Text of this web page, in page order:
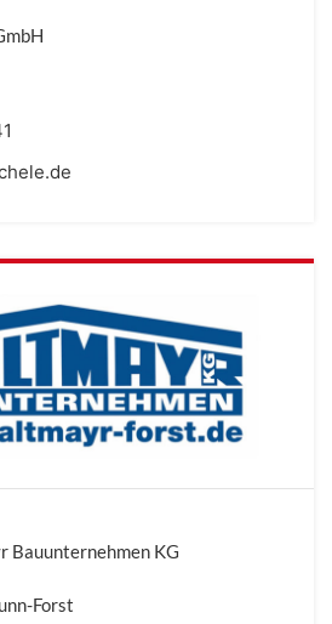
Bauunternehmen KG
Forst